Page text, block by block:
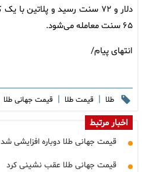
۶۵ سنت معامله می‌شود.
انتهای پیام/
طلا | قیمت طلا | قیمت جهانی طلا
اخبار مرتبط
قیمت جهانی طلا دوباره افزایشی شد
قیمت جهانی طلا عقب نشینی کرد